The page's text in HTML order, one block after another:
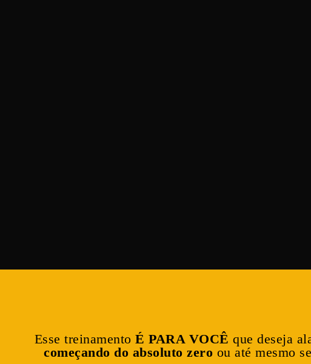
Esse treinamento É PARA VOCÊ que deseja
começando do absoluto zero ou até mesmo se